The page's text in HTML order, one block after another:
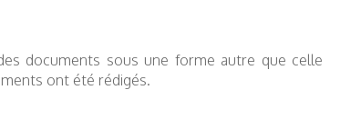
documents sous une forme autre que celle
ont été rédigés.